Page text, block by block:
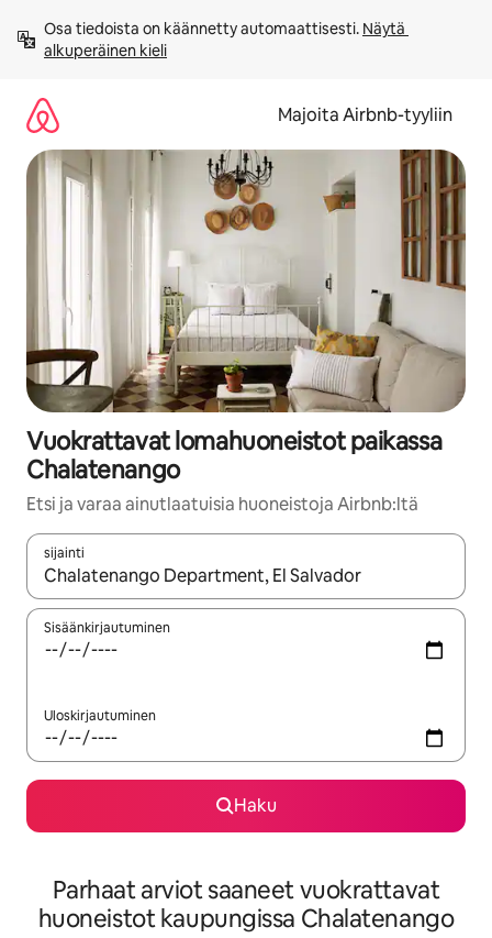
sisältö
väliin
Osa tiedoista on käännetty automaattisesti. Näytä
alkuperäinen kieli
Majoita Airbnb-tyyliin
Vuokrattavat lomahuoneistot paikassa
Chalatenango
Etsi ja varaa ainutlaatuisia huoneistoja Airbnb:ltä
sijainti
Kun tulokset ovat saatavilla, navigoi ylös- ja alas-
Sisäänkirjautuminen
Uloskirjautuminen
Haku
Parhaat arviot saaneet vuokrattavat
huoneistot kaupungissa Chalatenango